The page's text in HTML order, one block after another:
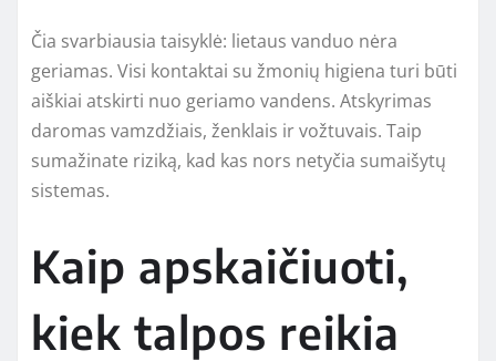
Čia svarbiausia taisyklė: lietaus vanduo nėra
geriamas. Visi kontaktai su žmonių higiena turi būti
aiškiai atskirti nuo geriamo vandens. Atskyrimas
daromas vamzdžiais, ženklais ir vožtuvais. Taip
sumažinate riziką, kad kas nors netyčia sumaišytų
sistemas.
Kaip apskaičiuoti,
kiek talpos reikia